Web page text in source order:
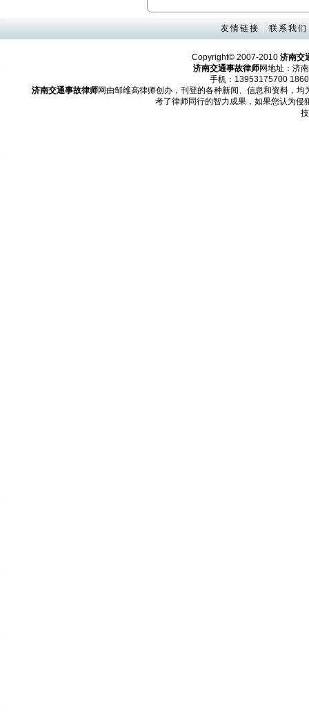
友情链接 联系我们
Copyright© 2007-2010 济南交
济南交通事故律师网地址：济
手机：13953175700
济南交通事故律师网由邹维高律师创办，刊登的各种新闻、信息和资料，均
考了律师同行的智力成果，如果您认为侵